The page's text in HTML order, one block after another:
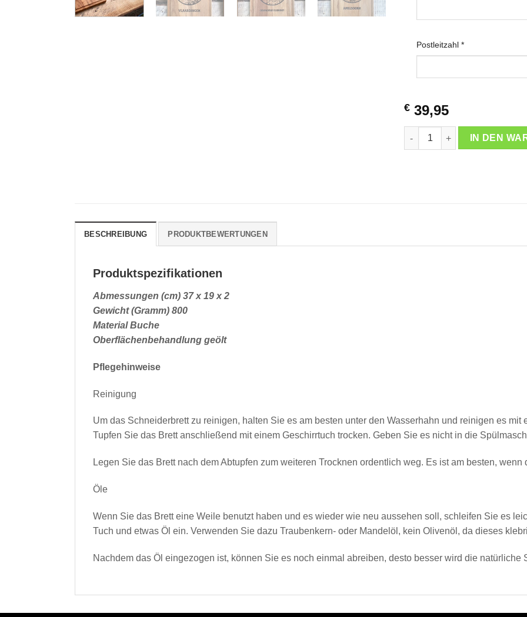
Postleitzahl*
€ 39,95
Schneidebretter Menge
IN DEN
BESCHREIBUNG PRODUKTBEWERTUNGEN
Produktspezifikationen
Abmessungen (cm) 37 x 19 x 2
Gewicht (Gramm) 800
Material Buche
Oberflächenbehandlung geölt
Pflegehinweise
Reinigung
Um das Schneiderbrett zu reinigen, halten Sie es am besten unter den Wasserhahn und reinigen es mit
Tupfen Sie das Brett anschließend mit einem Geschirrtuch trocken. Geben Sie es nicht in die
Legen Sie das Brett nach dem Abtupfen zum weiteren Trocknen ordentlich weg. Es ist am besten, wenn
Öle
Wenn Sie das Brett eine Weile benutzt haben und es wieder wie neu aussehen soll, schleifen Sie es
Tuch und etwas Öl ein. Verwenden Sie dazu Traubenkern- oder Mandelöl, kein Olivenöl, da dieses
Nachdem das Öl eingezogen ist, können Sie es noch einmal abreiben, desto besser wird die natürliche